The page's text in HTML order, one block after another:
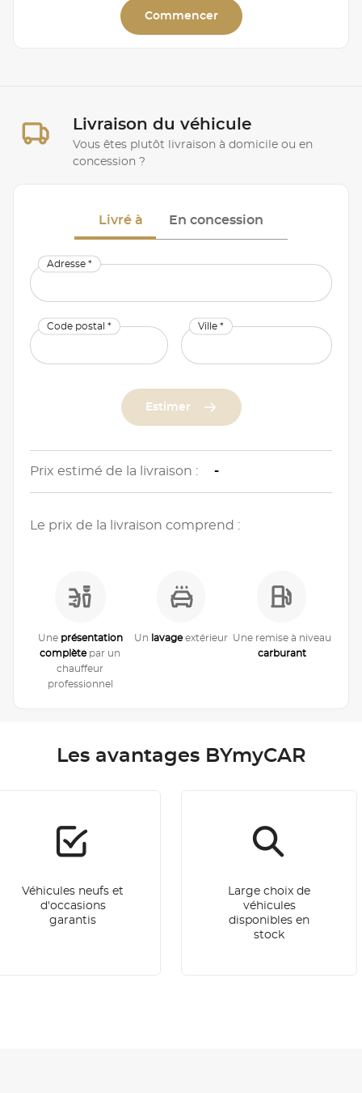
Commencer
Livraison du véhicule
Vous êtes plutôt livraison à domicile ou en
concession ?
Livré à En concession
Adresse *
Code postal * Ville *
Estimer
Prix estimé de la livraison : -
Le prix de la livraison comprend :
Une présentation
complètepar un
chauffeur
professionnel
Un lavageextérieur Une remise à niveau
carburant
Les avantages BYmyCAR
Véhicules neufs et
d'occasions
garantis
Large choix de
véhicules
disponibles en
stock